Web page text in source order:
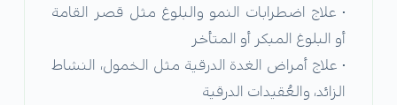
• علاج اضطرابات النمو والبلوغ مثل قصر القامة
أو البلوغ المبكر أو المتأخر
• علاج أمراض الغدة الدرقية مثل الخمول، النشاط
الزائد، والعُقيدات الدرقية